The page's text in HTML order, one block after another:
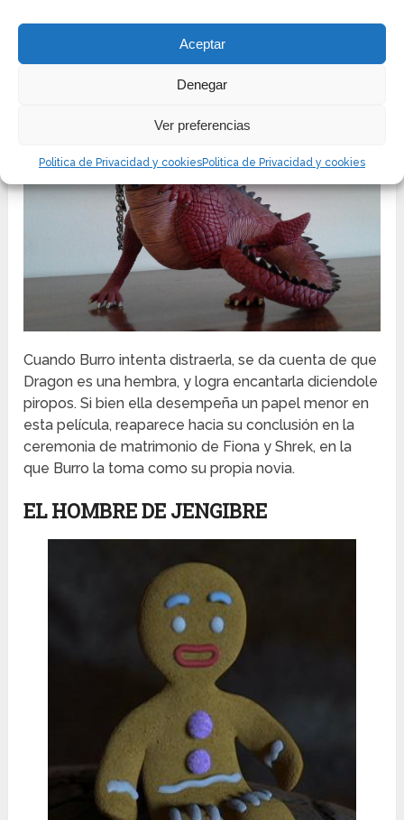
Aceptar
Denegar
Ver preferencias
Politica de Privacidad y cookiesPolitica de Privacidad y cookies
Cuando Burro intenta distraerla, se da cuenta de que
Dragon es una hembra, y logra encantarla diciendole
piropos. Si bien ella desempeña un papel menor en
esta película, reaparece hacia su conclusión en la
ceremonia de matrimonio de Fiona y Shrek, en la
que Burro la toma como su propia novia.
EL HOMBRE DE JENGIBRE